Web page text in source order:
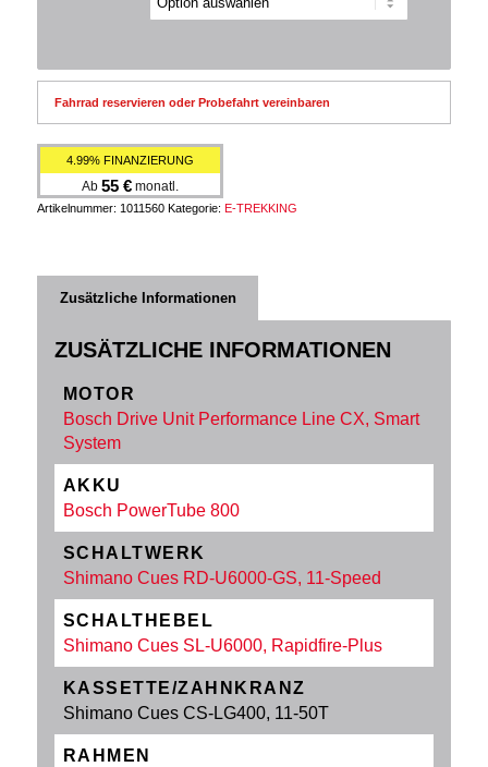
Fahrrad reservieren oder Probefahrt vereinbaren
4.99% FINANZIERUNG
Ab 55 €monatl.
Artikelnummer: 1011560 Kategorie: E-TREKKING
Zusätzliche Informationen
ZUSÄTZLICHE INFORMATIONEN
MOTOR
Bosch Drive Unit Performance Line CX, Smart
System
AKKU
Bosch PowerTube 800
SCHALTWERK
Shimano Cues RD-U6000-GS, 11-Speed
SCHALTHEBEL
Shimano Cues SL-U6000, Rapidfire-Plus
KASSETTE/ZAHNKRANZ
Shimano Cues CS-LG400, 11-50T
RAHMEN